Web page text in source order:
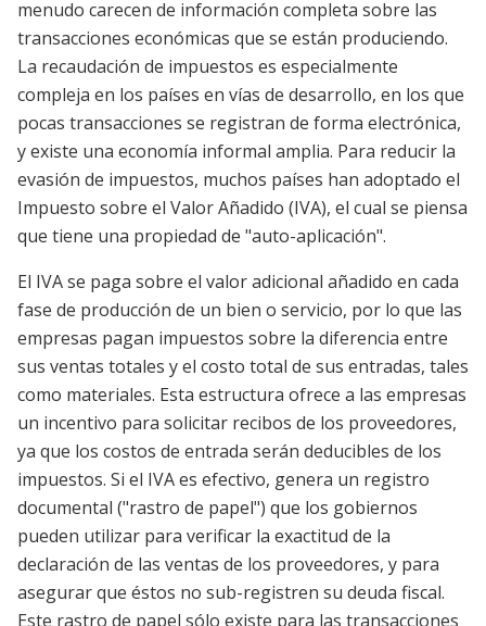
menudo carecen de información completa sobre las
transacciones económicas que se están produciendo.
La recaudación de impuestos es especialmente
compleja en los países en vías de desarrollo, en los que
pocas transacciones se registran de forma electrónica,
y existe una economía informal amplia. Para reducir la
evasión de impuestos, muchos países han adoptado el
Impuesto sobre el Valor Añadido (IVA), el cual se piensa
que tiene una propiedad de "auto-aplicación".
El IVA se paga sobre el valor adicional añadido en cada
fase de producción de un bien o servicio, por lo que las
empresas pagan impuestos sobre la diferencia entre
sus ventas totales y el costo total de sus entradas, tales
como materiales. Esta estructura ofrece a las empresas
un incentivo para solicitar recibos de los proveedores,
ya que los costos de entrada serán deducibles de los
impuestos. Si el IVA es efectivo, genera un registro
documental ("rastro de papel") que los gobiernos
pueden utilizar para verificar la exactitud de la
declaración de las ventas de los proveedores, y para
asegurar que éstos no sub-registren su deuda fiscal.
Este rastro de papel sólo existe para las transacciones